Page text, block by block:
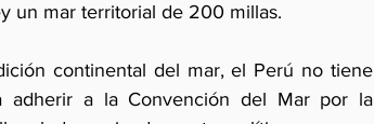
un mar territorial de 200 millas.
continental del mar, el Perú no tiene
adherir a la Convención del Mar por la